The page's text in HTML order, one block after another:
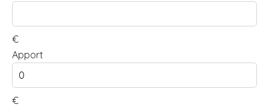
€
Apport
€